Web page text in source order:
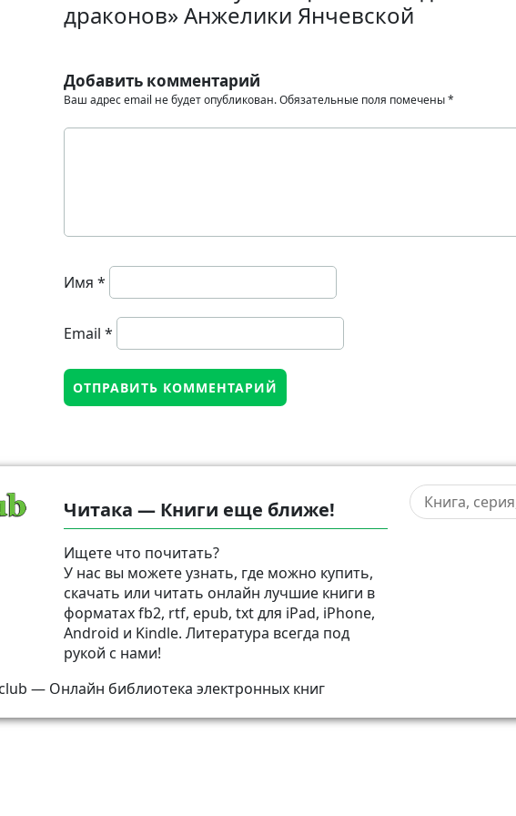
драконов» Анжелики Янчевской
Добавить комментарий
Ваш адрес email не будет опубликован.Обязательные поля помечены*
Имя *
Email *
Читака — Книги еще ближе!
Ищете что почитать?
У нас вы можете узнать, где можно купить,
скачать или читать онлайн лучшие книги в
форматах fb2, rtf, epub, txt для iPad, iPhone,
Android и Kindle. Литература всегда под
рукой с нами!
— Онлайн библиотека электронных книг